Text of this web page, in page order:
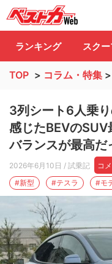
自動
ランキング スク
TOP > コラム・特集 >
3列シート6人乗
感じたBEVの
バランスが最高だ
2026年6月10日 / 試乗記 コ
#新型
#テスラ #モ